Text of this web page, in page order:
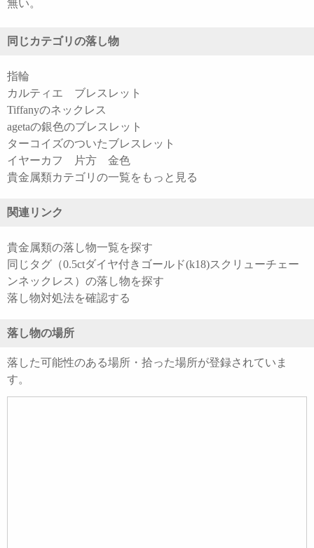
無い。
同じカテゴリの落し物
指輪
カルティエ ブレスレット
Tiffanyのネックレス
agetaの銀色のブレスレット
ターコイズのついたブレスレット
イヤーカフ 片方 金色
貴金属類カテゴリの一覧をもっと見る
関連リンク
貴金属類の落し物一覧を探す
同じタグ（0.5ctダイヤ付きゴールド(k18)スクリューチェー
ンネックレス）の落し物を探す
落し物対処法を確認する
落し物の場所
落した可能性のある場所・拾った場所が登録されていま
す。